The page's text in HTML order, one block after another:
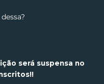
será suspensa no